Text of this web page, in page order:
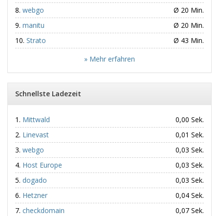
webgo
Ø 20 Min.
manitu
Ø 20 Min.
Strato
Ø 43 Min.
» Mehr erfahren
Schnellste Ladezeit
Mittwald
0,00 Sek.
Linevast
0,01 Sek.
webgo
0,03 Sek.
Host Europe
0,03 Sek.
dogado
0,03 Sek.
Hetzner
0,04 Sek.
checkdomain
0,07 Sek.